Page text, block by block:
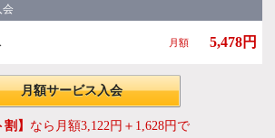
会
月額 5,478円
月額サービス入会
】 なら月額3,122円＋1,628円で